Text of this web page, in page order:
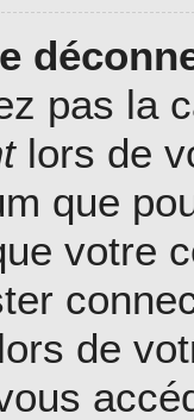
pas la
lors de
que
votre
de